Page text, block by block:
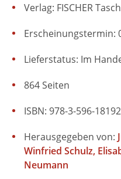
Verlag: FISCHER
Erscheinungstermin:
Lieferstatus: Im
ISBN: 978-3-596-
864 Seiten
Herausgegeben von:
Winfried Schulz
Neumann